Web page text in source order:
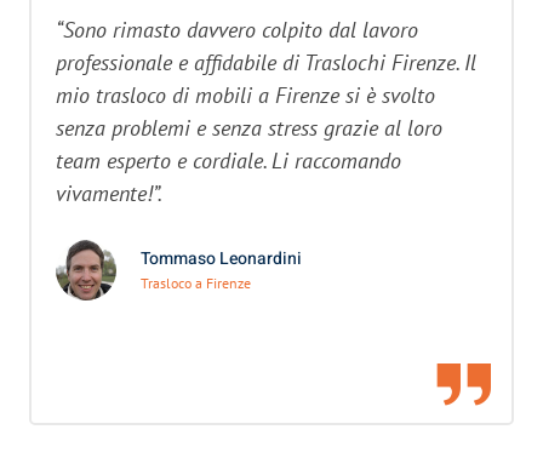
“Sono rimasto davvero colpito dal lavoro
professionale e affidabile di Traslochi Firenze. Il
mio trasloco di mobili a Firenze si è svolto
senza problemi e senza stress grazie al loro
team esperto e cordiale. Li raccomando
vivamente!”.
Tommaso Leonardini
Trasloco a Firenze